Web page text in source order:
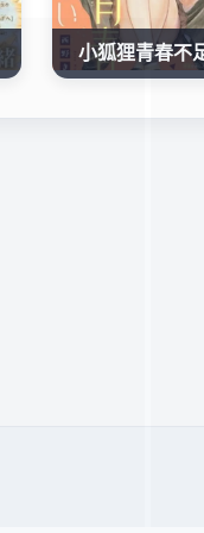
小狐狸青春不